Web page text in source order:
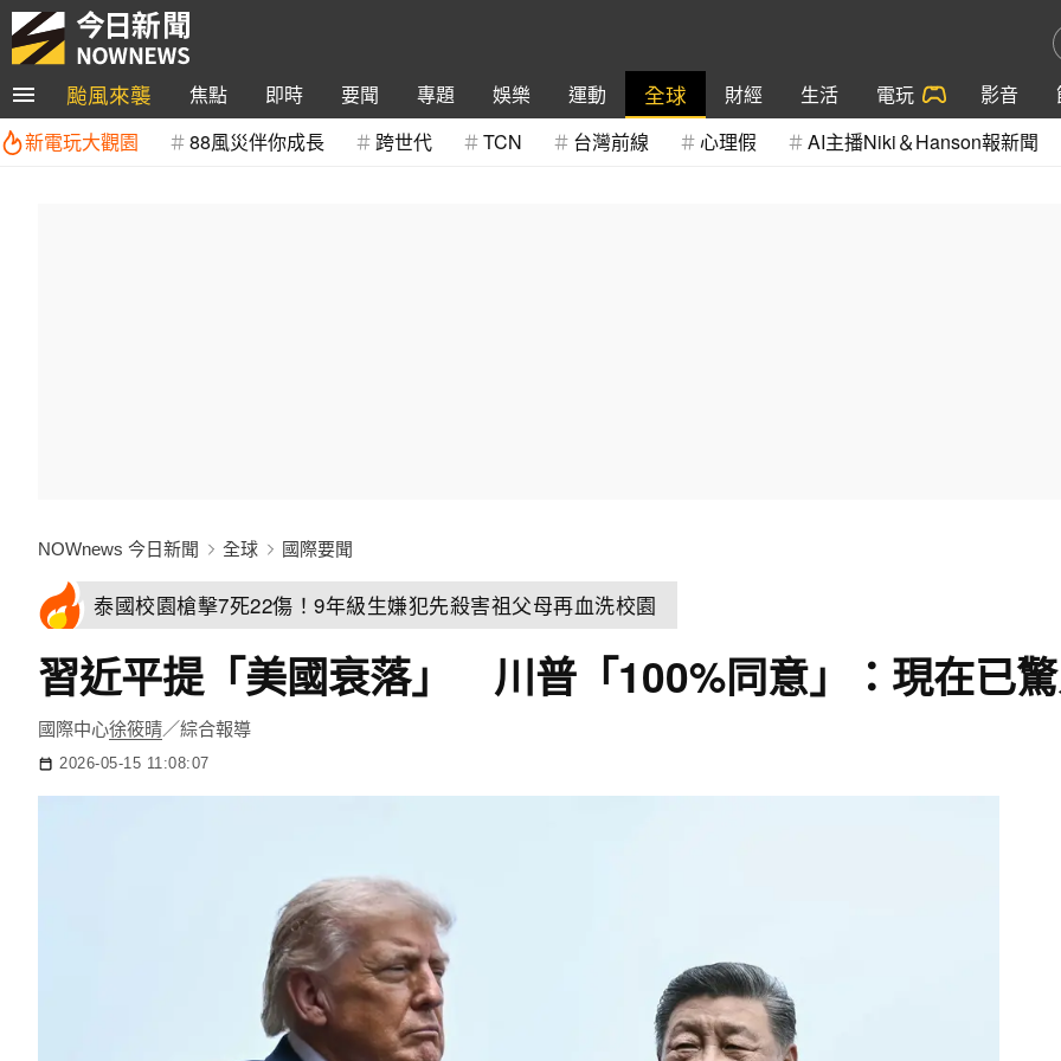
颱風來襲 焦點 即時 要聞 專題 娛樂 運動 全球 財經 生活 電玩 影音
新電玩大觀園
88風災伴你成長 跨世代 TCN 台灣前線 心理假 AI主播Niki＆Hanson報新聞
NOWnews 今日新聞 全球 國際要聞
泰國校園槍擊7死22傷！9年級生嫌犯先殺害祖父母再血洗校園
習近平提「美國衰落」 川普「100%同意」：現在已
國際中心徐筱晴／綜合報導
2026-05-15 11:08:07